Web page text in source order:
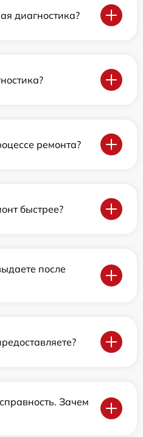
диагностика?
ремонта?
быстрее?
после
Зачем